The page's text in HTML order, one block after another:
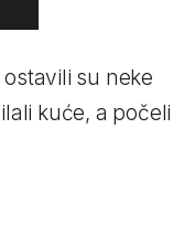
su neke
kuće, a počeli